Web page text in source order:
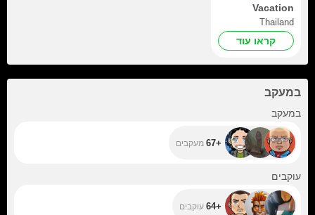
Vacation
Thailand
קראו עוד
במעקב
במעקב
+67 מעקבים
עוקבים
+64 עוקבים